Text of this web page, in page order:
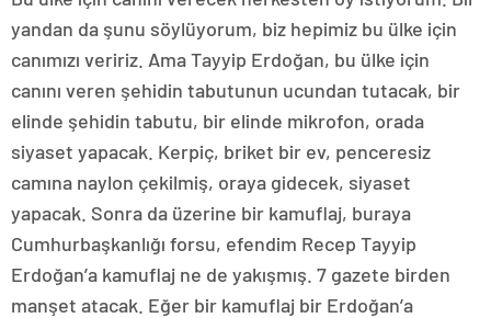
yandan da şunu söylüyorum, biz hepimiz bu ülke için
canımızı veririz. Ama Tayyip Erdoğan, bu ülke için
canını veren şehidin tabutunun ucundan tutacak, bir
elinde şehidin tabutu, bir elinde mikrofon, orada
siyaset yapacak. Kerpiç, briket bir ev, penceresiz
camına naylon çekilmiş, oraya gidecek, siyaset
yapacak. Sonra da üzerine bir kamuflaj, buraya
Cumhurbaşkanlığı forsu, efendim Recep Tayyip
Erdoğan’a kamuflaj ne de yakışmış. 7 gazete birden
manşet atacak. Eğer bir kamuflaj bir Erdoğan’a